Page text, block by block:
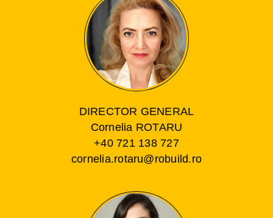
DIRECTOR GENERAL
Cornelia ROTARU
+40 721 138 727
cornelia.rotaru@robuild.ro